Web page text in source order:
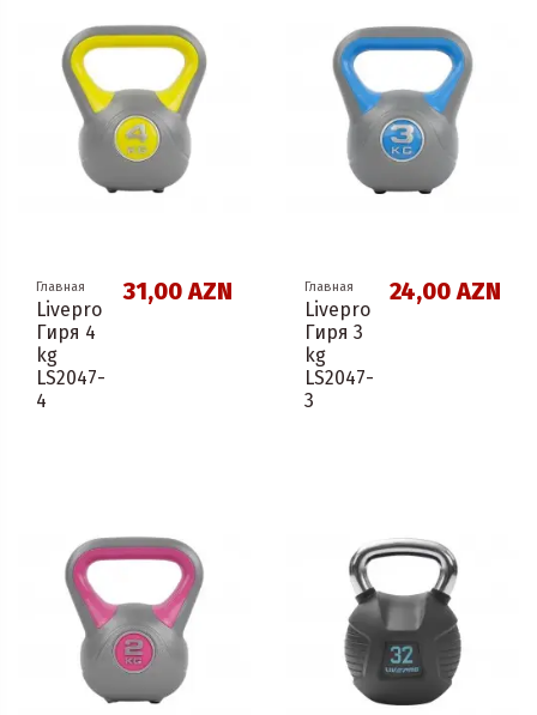
Главная
Livepro
Гиря 4
kg
LS2047-
4
31,00 AZN Главная
Livepro
Гиря 3
kg
LS2047-
3
24,00 AZN